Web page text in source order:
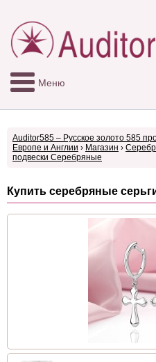
Меню
Auditor585 – Русское золото 585
Европе и Англии › Магазин ›
подвески Серебряные
Купить серебряные